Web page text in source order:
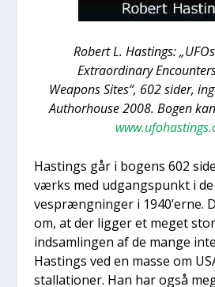
Robert L. Hastings:
Extra­or­di­nary
Wea­pons Sites“, 602 sider,
Aut­hor­hou­se 2008. Bogen
Hastings går i bogens 602
værks med udgangs­punkt i
ve­s­præng­nin­ger i 1940’erne.
om, at der lig­ger et meget
ind­sam­lin­gen af de man­ge
Hastings ved en mas­se om
stal­la­tio­ner. Han har også